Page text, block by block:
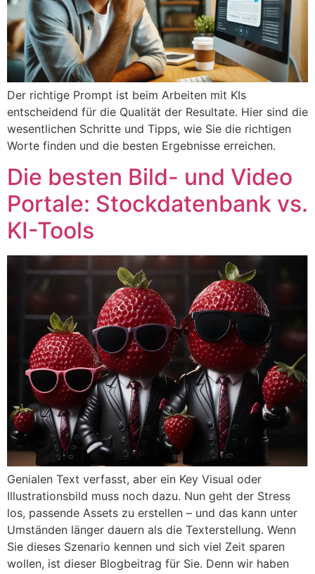
Der richtige Prompt ist beim Arbeiten mit KIs
entscheidend für die Qualität der Resultate. Hier sind die
wesentlichen Schritte und Tipps, wie Sie die richtigen
Worte finden und die besten Ergebnisse erreichen.
Die besten Bild- und Video
Portale: Stockdatenbank vs.
KI-Tools
Genialen Text verfasst, aber ein Key Visual oder
Illustrationsbild muss noch dazu. Nun geht der Stress
los, passende Assets zu erstellen – und das kann unter
Umständen länger dauern als die Texterstellung. Wenn
Sie dieses Szenario kennen und sich viel Zeit sparen
wollen, ist dieser Blogbeitrag für Sie. Denn wir haben